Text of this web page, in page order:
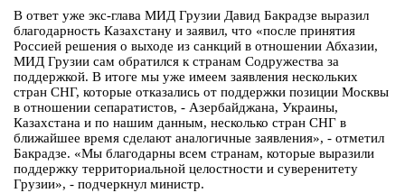
В ответ уже экс-глава МИД Грузии Давид Бакрадзе выразил
благодарность Казахстану и заявил, что «после принятия
Россией решения о выходе из санкций в отношении Абхазии,
МИД Грузии сам обратился к странам Содружества за
поддержкой. В итоге мы уже имеем заявления нескольких
стран СНГ, которые отказались от поддержки позиции Москвы
в отношении сепаратистов, - Азербайджана, Украины,
Казахстана и по нашим данным, несколько стран СНГ в
ближайшее время сделают аналогичные заявления», - отметил
Бакрадзе. «Мы благодарны всем странам, которые выразили
поддержку территориальной целостности и суверенитету
Грузии», - подчеркнул министр.